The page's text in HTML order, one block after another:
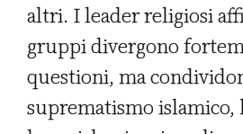
altri. I leader religiosi
gruppi divergono
questioni, ma
suprematismo islamico,